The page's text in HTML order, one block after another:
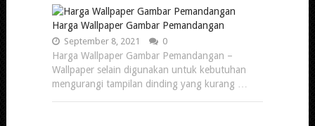
Harga Wallpaper Gambar Pemandangan
September 8, 2021 0
Harga Wallpaper Gambar Pemandangan –
Wallpaper selain digunakan untuk kebutuhan
mengurangi tampilan dinding yang kurang …